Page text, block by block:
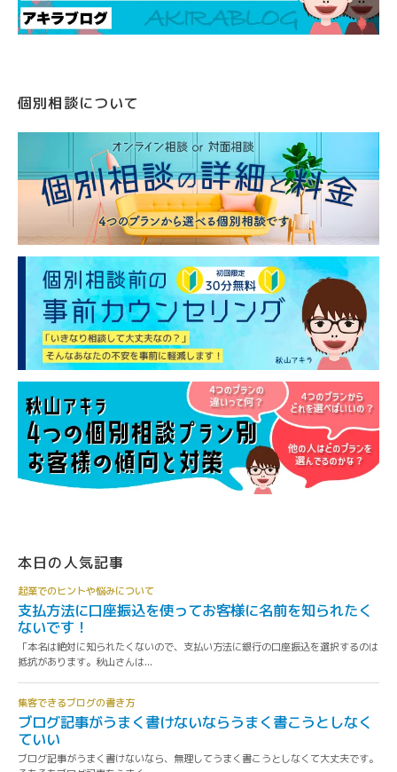
個別相談について
本日の人気記事